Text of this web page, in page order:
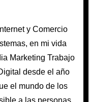
y Comercio
en mi vida
Marketing Trabajo
desde el año
el mundo de los